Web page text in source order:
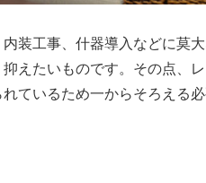
装工事、什器導入などに莫
えたいものです。その点、
ているため一からそろえる